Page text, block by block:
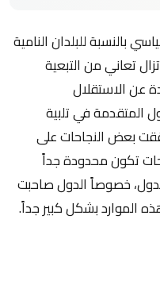
بالنسبة للبلدان النامية
تزال تعاني من التبعية
عن الاستقلال
المتقدمة في تلبية
بعض النجاحات على
تكون محدودة جداً
خصوصاً الدول صاحبت
الموارد بشكل كبير جداً.